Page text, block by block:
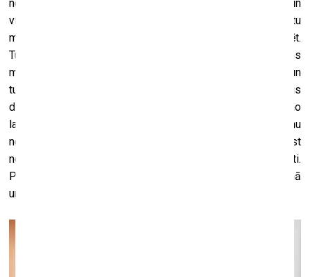
nezin kur, tu varētu pārvietoties pa dažādiem mājokļiem, un
viss būtu noorganizēts tā, lai tev šajos mājokļos būtu
mākslas kolekcija, ko tu pats, iespējams, varētu konfigurēt.
Tu izīrētu dzīvokli no firmas, kas piedāvātu visdažādākos
mākslas darbus, sadarbojoties ar galerijām vai kā citādi, un
tu piemaksātu pie īres, lai varētu, teiksim, trīs mēnešus
dzīvot ar Pikaso. Un pēc tam, iespējams, ar kaut ko no
laikmetīgās mākslas. Apdrošināšanas ziņā problēmu
nebūtu; vajadzētu tikai pārliecināties, ka dzīvoklis atbilst
noteiktiem standartiem. Tas varētu būt ļoti interesanti.
Padzīvot trīs mēnešus vai nedēļu ar gleznu, kas tevi uzrunā
un varbūt arī iedvesmo. Iegūt īslaicīgu piekļuvi. Kāpēc ne?